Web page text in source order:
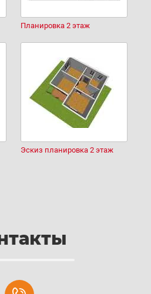
Планировка 2 этаж
Эскиз планировка 2 этаж